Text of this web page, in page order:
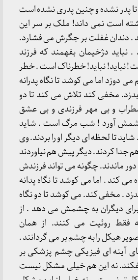
پدر نشده و چنین پدری نشده است
است نمی داند! ملک بر سر این
. دندان غفلت بر جگرش می فشارد.
. نباید دژخیمان بفهمند که فرزند
! نباید! نباید! خطرناک است . خطر
دوزد اما می کوشد تا نگاه پدرانه
مخفی کند تلاش می کند تا دو
و بی مهر فرزندی و بی عشق
آورد ! شب مرگ است . شاید
. شاید تا لحظه ای دیگر او را بردند. وی
هم جدا کردند. دیگر پیش هم نیاوردند
ماندند. چگونه می تواند فرزندش
می کند . اما می کوشد تا نگاه پدانه
. مخفی کند. می کوشد تا دو نگاه
برای دیگران به چشمش می دهد . از
فقط روئیت می کنند. از همان
هیکل را به چشم بر می گردانند .
آینه ای فیزیکی چشم پزشکی بر
نه این هم خیلی مشکل نیست